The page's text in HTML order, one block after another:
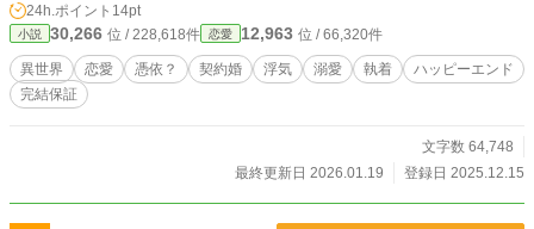
24h.ポイント 14pt
小説 30,266 位 / 228,618件 恋愛 12,963 位 / 66,320件
異世界 恋愛 憑依？ 契約婚 浮気 溺愛 執着
ハッピーエンド
完結保証
文字数 64,748
最終更新日 2026.01.19
登録日 2025.12.15